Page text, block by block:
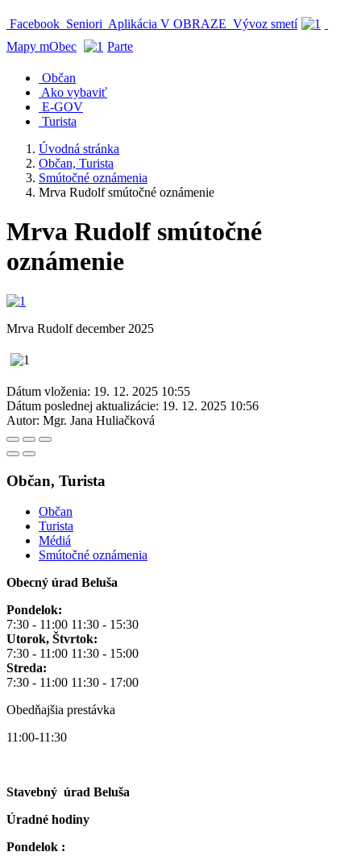
Facebook Seniori Aplikácia V OBRAZE Vývoz smetí
Mapy mObec
Parte
Občan
Ako vybaviť
E-GOV
Turista
Úvodná stránka
Občan, Turista
Smútočné oznámenia
Mrva Rudolf smútočné oznámenie
Mrva Rudolf smútočné
oznámenie
Mrva Rudolf december 2025
Dátum vloženia: 19. 12. 2025 10:55
Dátum poslednej aktualizácie: 19. 12. 2025 10:56
Autor: Mgr. Jana Huliačková
Občan, Turista
Občan
Turista
Médiá
Smútočné oznámenia
Obecný úrad Beluša
Pondelok:
7:30 - 11:00 11:30 - 15:30
Utorok, Štvrtok:
7:30 - 11:00 11:30 - 15:00
Streda:
7:30 - 11:00 11:30 - 17:00
Obedňajšia prestávka
11:00-11:30
Stavebný úrad Beluša
Úradné hodiny
Pondelok :